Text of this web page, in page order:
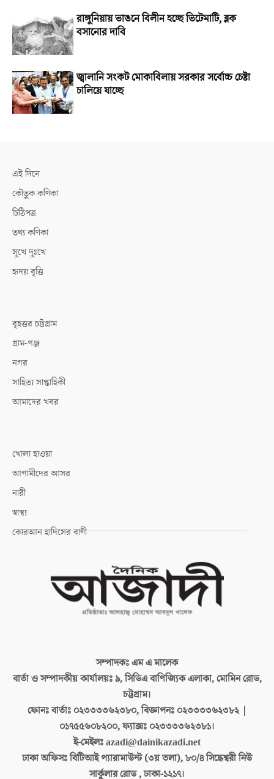
রাঙ্গুনিয়ায় ভাঙনে বিলীন হচ্ছে ভিটেমাটি, ব্লক
বসানোর দাবি
জ্বালানি সংকট মোকাবিলায় সরকার সর্বোচ্চ চেষ্টা
চালিয়ে যাচ্ছে
এই দিনে
কৌতুক কণিকা
চিঠিপত্র
তথ্য কণিকা
সুখে দুঃখে
হৃদয় বৃত্তি
বৃহত্তর চট্টগ্রাম
গ্রাম-গঞ্জ
নগর
সাহিত্য সাপ্তাহিকী
আমাদের খবর
খোলা হাওয়া
আগামীদের আসর
নারী
স্বাস্থ্য
কোরআন হাদিসের বাণী
সম্পাদকঃএম এ মালেক
বার্তা ও সম্পাদকীয় কার্যালয়ঃ৯, সিডিএ বাণিজ্যিক এলাকা, মোমিন রোড,
চট্টগ্রাম।
ফোনঃ বার্তাঃ ০২৩৩৩৩৬২৩৮০, বিজ্ঞাপনঃ ০২৩৩৩৩৬২৩৮২ |
০১৭৫৫৬০৮২০০, ফ্যাক্সঃ ০২৩৩৩৩৬২৩৮১।
ই-মেইলঃazadi@dainikazadi.net
ঢাকা অফিসঃবিটিআই প্যারামাউন্ট (৩য় তলা), ৮০/৪ সিদ্ধেশ্বরী নিউ
সার্কুলার রোড , ঢাকা-১২১৭।